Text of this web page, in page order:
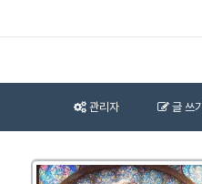
관리자 글 쓰기